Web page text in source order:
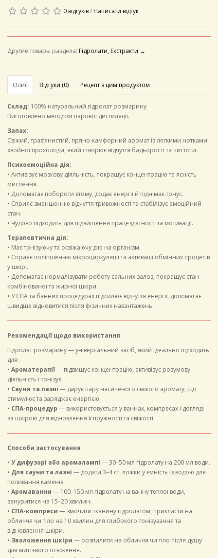
0 відгуків/Написати відгук
Другие товары раздела: Гідролати, Екстракти →
Опис Відгуки (0) Рецепт з цим продуктом
Склад: 100% натуральний гідролат розмарину.
Виготовлено методом парової дистиляції.
Запах:
Свіжий, трав’янистий, пряно-камфорний аромат із легкими нотками
хвойної прохолоди, який створює відчуття бадьорості та чистоти.
Психоемоційна дія:
• Активізує мозкову діяльність, покращує концентрацію та ясність
мислення.
• Допомагає побороти втому, додає енергії й піднімає тонус.
• Сприяє зменшенню відчуття тривожності та стабілізує емоційний
стан.
• Чудово підходить для підвищення працездатності та мотивації.
Терапевтична дія:
• Має тонізуючу та освіжаючу дію на організм.
• Сприяє поліпшенню мікроциркуляції та активації обмінних процесів
у шкірі.
• Допомагає нормалізувати роботу сальних залоз, покращує стан
комбінованої та жирної шкіри.
• У СПА та банних процедурах підсилює відчуття енергії, допомагає
швидше відновитися після фізичних навантажень.
Рекомендації щодо використання
Гідролат розмарину — універсальний засіб, який ідеально підходить
для:
• Ароматерапії— підвищує концентрацію, активізує розумову
діяльність і тонізує.
• Сауни та лазні — дарує пару насиченого свіжого аромату, що
стимулює та заряджає енергією.
• СПА-процедур — використовується у ваннах, компресах і догляді
за шкірою для відновлення її пружності та свіжості.
Способи застосування
• У дифузорі або аромалампі — 30–50 мл гідролату на 200 мл води.
• Для сауни та лазні — додати 3–4 ст. ложки у ємність із водою для
поливання каменів.
• Аромаванни — 100–150 мл гідролату на ванну теплої води,
зануритися на 15–20 хвилин.
• СПА-компреси — змочити тканину гідролатом, прикласти на
обличчя чи тіло на 10 хвилин для глибокого тонізування та
відновлення шкіри.
• Зволоження шкіри — розпилити на обличчя чи тіло після душу
для миттєвого освіження.